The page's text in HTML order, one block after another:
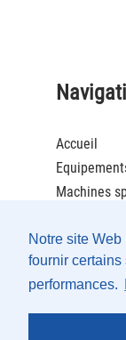
Notre site
fournir
performances.
Accueil
Machines
Société
Partenaires